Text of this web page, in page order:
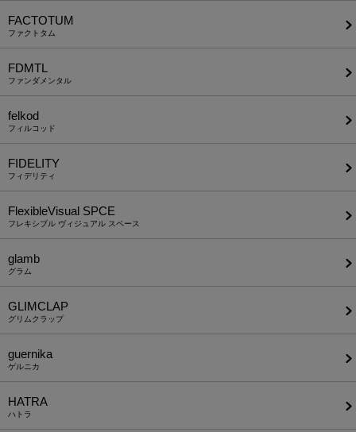
FACTOTUM
ファクトタム
FDMTL
ファンダメンタル
felkod
フィルコッド
FIDELITY
フィデリティ
FlexibleVisual SPCE
フレキシブル ヴィジュアル スペース
glamb
グラム
GLIMCLAP
グリムクラップ
guernika
ゲルニカ
HATRA
ハトラ